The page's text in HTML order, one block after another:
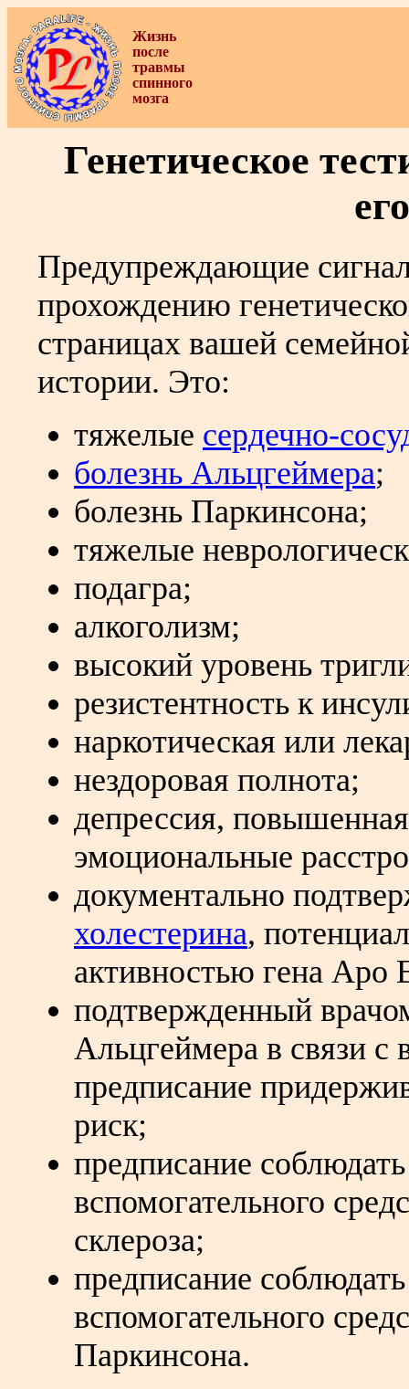
Жизнь
после
травмы
спинного
мозга
Генетическое
Предупреждающие
прохождению
страницах вашей
истории. Это:
тяжелые сердечно-
болезнь Альцгеймера;
болезнь Паркинсона;
тяжелые
подагра;
алкоголизм;
высокий уровень
резистентность к
наркотическая или
нездоровая полнота;
депрессия,
эмоциональные
документально
холестерина,
активностью гена Аро
подтвержденный
Альцгеймера в связи
предписание
риск;
предписание
вспомогательного
склероза;
предписание
вспомогательного
Паркинсона.